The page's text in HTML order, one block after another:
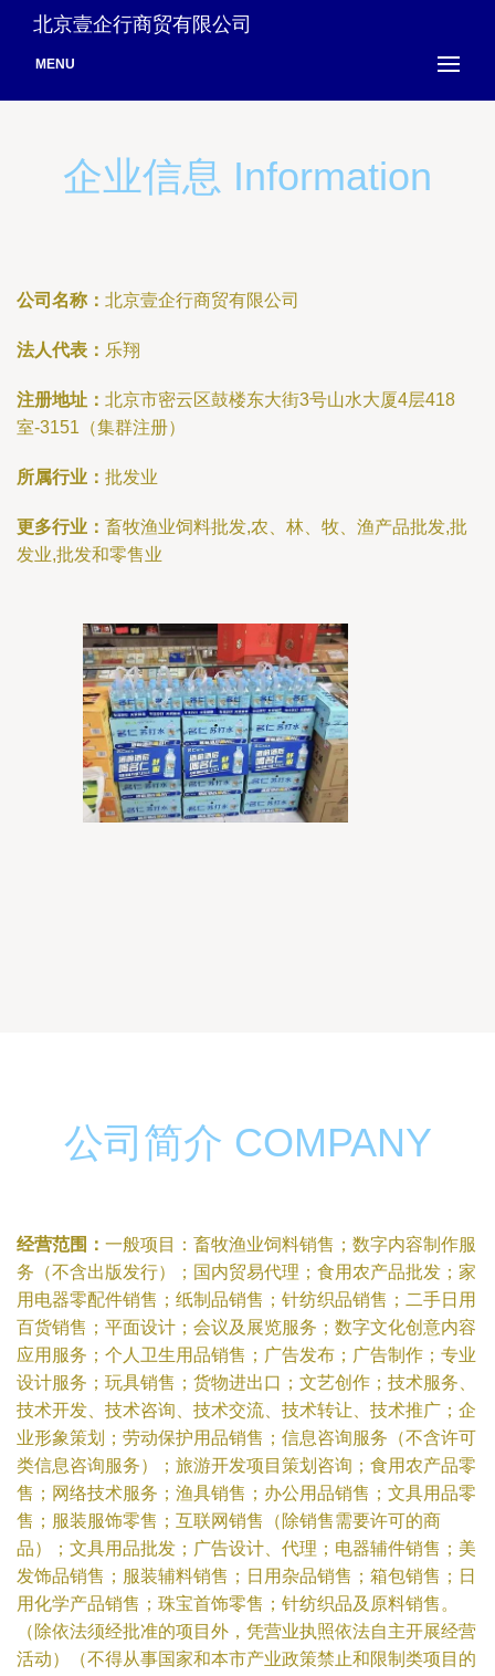
北京壹企行商贸有限公司
MENU
企业信息 Information
公司名称： 北京壹企行商贸有限公司
法人代表： 乐翔
注册地址： 北京市密云区鼓楼东大街3号山水大厦4层418
室-3151（集群注册）
所属行业： 批发业
更多行业： 畜牧渔业饲料批发,农、林、牧、渔产品批发,批
发业,批发和零售业
公司简介 COMPANY
经营范围： 一般项目：畜牧渔业饲料销售；数字内容制作服
务（不含出版发行）；国内贸易代理；食用农产品批发；家
用电器零配件销售；纸制品销售；针纺织品销售；二手日用
百货销售；平面设计；会议及展览服务；数字文化创意内容
应用服务；个人卫生用品销售；广告发布；广告制作；专业
设计服务；玩具销售；货物进出口；文艺创作；技术服务、
技术开发、技术咨询、技术交流、技术转让、技术推广；企
业形象策划；劳动保护用品销售；信息咨询服务（不含许可
类信息咨询服务）；旅游开发项目策划咨询；食用农产品零
售；网络技术服务；渔具销售；办公用品销售；文具用品零
售；服装服饰零售；互联网销售（除销售需要许可的商
品）；文具用品批发；广告设计、代理；电器辅件销售；美
发饰品销售；服装辅料销售；日用杂品销售；箱包销售；日
用化学产品销售；珠宝首饰零售；针纺织品及原料销售。
（除依法须经批准的项目外，凭营业执照依法自主开展经营
活动）（不得从事国家和本市产业政策禁止和限制类项目的